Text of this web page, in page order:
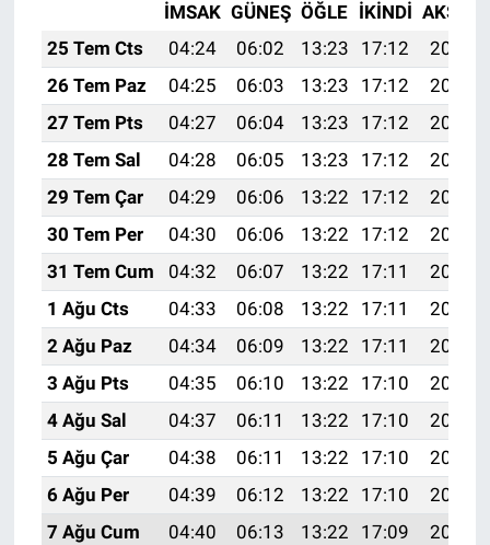
İMSAK GÜNEŞ ÖĞLE İKINDI AKŞAM
25 Tem Cts
04:24 06:02 13:23 17:12
20:33
26 Tem Paz
04:25 06:03 13:23 17:12
20:32
27 Tem Pts
04:27 06:04 13:23 17:12
20:31
28 Tem Sal
04:28 06:05 13:23 17:12
20:30
29 Tem Çar
04:29 06:06 13:22 17:12
20:29
30 Tem Per
04:30 06:06 13:22 17:12
20:28
31 Tem Cum
04:32 06:07 13:22 17:11
20:28
1 Ağu Cts
04:33 06:08 13:22 17:11
20:27
2 Ağu Paz
04:34 06:09 13:22 17:11
20:26
3 Ağu Pts
04:35 06:10 13:22 17:10
20:25
4 Ağu Sal
04:37 06:11 13:22 17:10
20:24
5 Ağu Çar
04:38 06:11 13:22 17:10
20:23
6 Ağu Per
04:39 06:12 13:22 17:10
20:22
7 Ağu Cum
04:40 06:13 13:22 17:09
20:21